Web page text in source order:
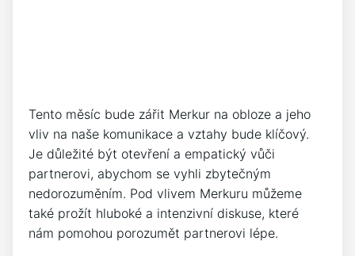
Tento měsíc bude zářit Merkur na obloze a jeho
vliv na naše komunikace a vztahy bude klíčový.
Je důležité být otevření a empatický vůči
partnerovi, abychom se vyhli zbytečným
nedorozuměním. Pod vlivem Merkuru můžeme
také prožít hluboké a intenzivní diskuse, které
nám pomohou porozumět partnerovi lépe.